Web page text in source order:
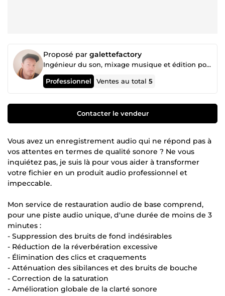
Proposé par galettefactory
Ingénieur du son, mixage musique et édition podcast
Professionnel Ventes au total5
Contacter le vendeur
Vous avez un enregistrement audio qui ne répond pas à
vos attentes en termes de qualité sonore ? Ne vous
inquiétez pas, je suis là pour vous aider à transformer
votre fichier en un produit audio professionnel et
impeccable.
Mon service de restauration audio de base comprend,
pour une piste audio unique, d'une durée de moins de 3
minutes :
- Suppression des bruits de fond indésirables
- Réduction de la réverbération excessive
- Élimination des clics et craquements
- Atténuation des sibilances et des bruits de bouche
- Correction de la saturation
- Amélioration globale de la clarté sonore